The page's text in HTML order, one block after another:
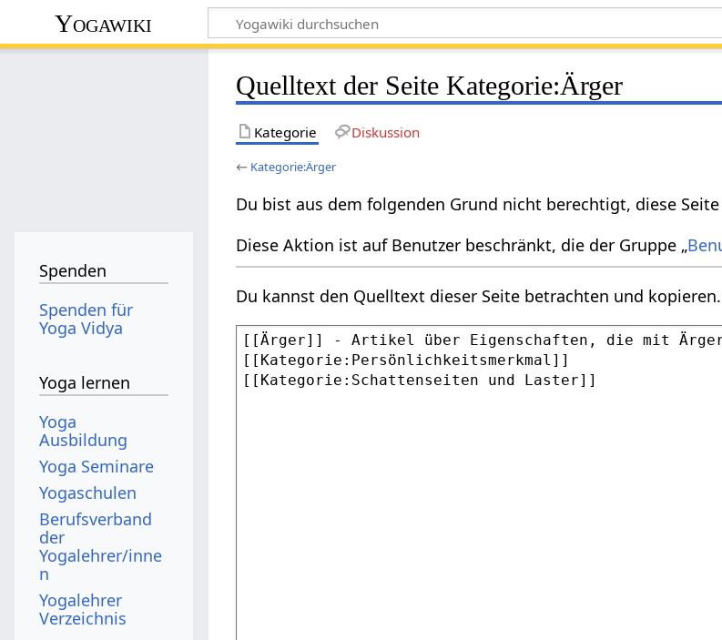
Yogawiki
Quelltext der Seite Kategorie:Ärger
Kategorie Diskussion
← Kategorie:Ärger
Du bist aus dem folgenden Grund nicht berechtigt, diese
Diese Aktion ist auf Benutzer beschränkt, die der Gruppe „
Du kannst den Quelltext dieser Seite betrachten und kopieren.
Spenden
Spenden für
Yoga Vidya
Yoga lernen
Yoga
Ausbildung
Yoga Seminare
Yogaschulen
Berufsverband
der
Yogalehrer/inne
n
Yogalehrer
Verzeichnis